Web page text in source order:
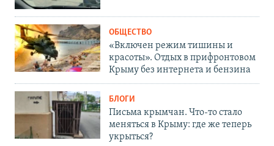
ОБЩЕСТВО
«Включен режим тишины и
красоты». Отдых в прифронтовом
Крыму без интернета и бензина
БЛОГИ
Письма крымчан. Что-то стало
меняться в Крыму: где же теперь
укрыться?